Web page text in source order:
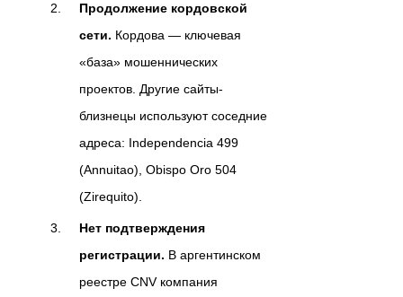
Продолжение кордовской
сети. Кордова — ключевая
«база» мошеннических
проектов. Другие сайты-
близнецы используют соседние
адреса: Independencia 499
(Annuitao), Obispo Oro 504
(Zirequito).
Нет подтверждения
регистрации. В аргентинском
реестре CNV компания